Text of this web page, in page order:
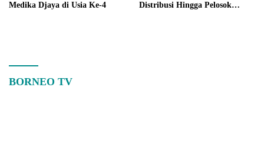
Medika Djaya di Usia Ke-4
Distribusi Hingga Pelosok
BORNEO TV